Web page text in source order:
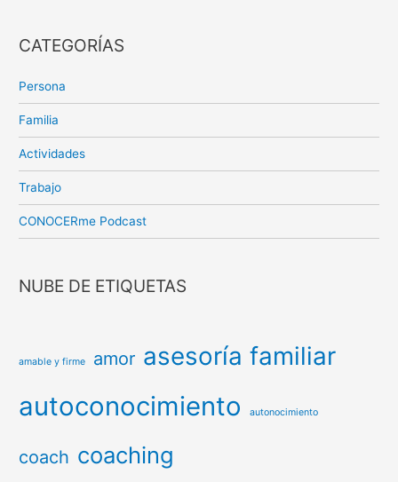
CATEGORÍAS
Persona
Familia
Actividades
Trabajo
CONOCERme Podcast
NUBE DE ETIQUETAS
amable y firme amor asesoría familiar
autoconocimiento autonocimiento
coach coaching